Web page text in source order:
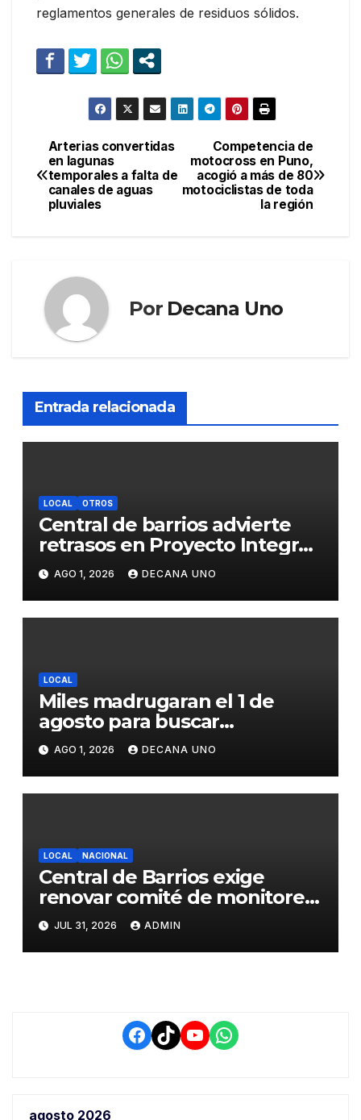
reglamentos generales de residuos sólidos.
Navegación
de
entradas
Competencia de
motocross en Puno,
acogió a más de 80
motociclistas de toda
la región
Arterias convertidas
en lagunas
temporales a falta de
canales de aguas
pluviales
Por Decana Uno
Entrada relacionada
LOCAL OTROS
Central de barrios advierte
retrasos en Proyecto Integral
de Agua y Alcantarillado para
Juliaca
AGO 1, 2026 DECANA UNO
LOCAL
Miles madrugaran el 1 de
agosto para buscar
piedrecillas en los ríos y
realizar la challa por la
riqueza y la prosperidad
AGO 1, 2026 DECANA UNO
LOCAL NACIONAL
Central de Barrios exige
renovar comité de monitoreo
del PIAA por presuntos
conflictos de interés y
retrasos
JUL 31, 2026 ADMIN
Facebook
TikTokYouTube
WhatsApp
agosto 2026